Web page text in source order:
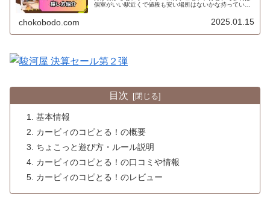
個室がいい駅近くで値段も安い場所はないかな持っている
chokobodo.com 2025.01.15
目次
基本情報
カービィのコピとる！の概要
ちょこっと遊び方・ルール説明
カービィのコピとる！の口コミや情報
カービィのコピとる！のレビュー